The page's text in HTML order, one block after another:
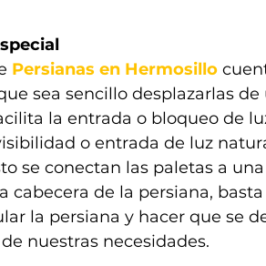
Persianas en Hermosillo
sea sencillo desplazarlas de
la entrada o bloqueo de
o entrada de luz
se conectan las paletas a
cabecera de la persiana,
la persiana y hacer que se
nuestras necesidades.